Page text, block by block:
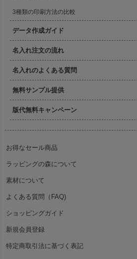
3種類の印刷方法の比較
データ作成ガイド
名入れ注文の流れ
名入れのよくある質問
無料サンプル提供
版代無料キャンペーン
お得なセール商品
ラッピングの森について
素材について
よくある質問（FAQ)
ショッピングガイド
新規会員登録
特定商取引法に基づく表記